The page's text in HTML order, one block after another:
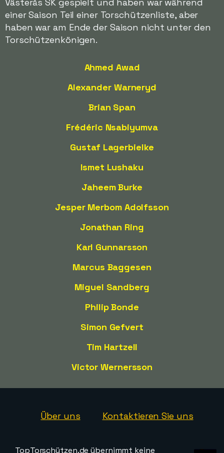
einer Saison Teil einer Torschützenliste, aber
haben war am Ende der Saison nicht unter den
Torschützenkönigen.
Ahmed Awad
Alexander Warneryd
Brian Span
Frédéric Nsabiyumva
Gustaf Lagerbielke
Ismet Lushaku
Jaheem Burke
Jesper Merbom Adolfsson
Jonathan Ring
Karl Gunnarsson
Marcus Baggesen
Miguel Sandberg
Philip Bonde
Simon Gefvert
Tim Hartzell
Victor Wernersson
Über uns Kontaktieren Sie uns
TopTorschützen.de übernimmt keine